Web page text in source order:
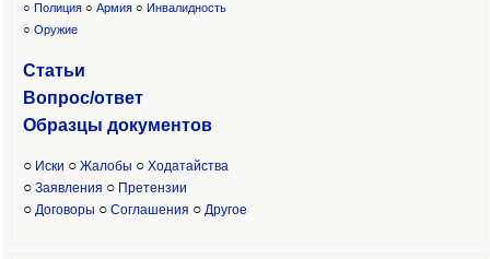
○ Полиция ○ Армия ○ Инвалидность
○ Оружие
Статьи
Вопрос/ответ
Образцы документов
○ Иски ○ Жалобы ○ Ходатайства
○ Заявления ○ Претензии
○ Договоры ○ Соглашения ○ Другое